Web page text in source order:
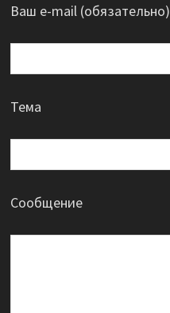
Ваш e-mail (обязательно)
Тема
Сообщение